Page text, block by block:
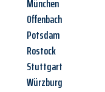
München
Offenbach
Potsdam
Rostock
Stuttgart
Würzburg